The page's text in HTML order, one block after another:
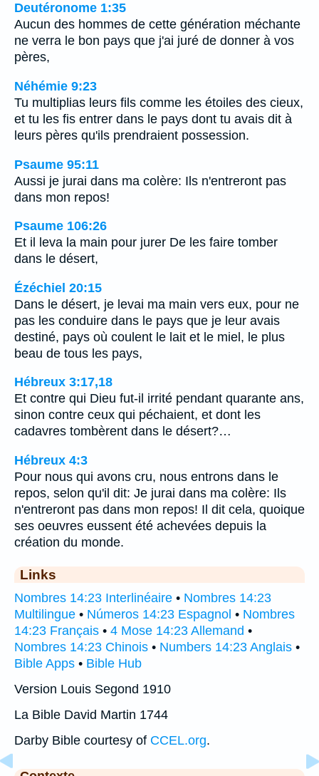
Deutéronome 1:35
Aucun des hommes de cette génération méchante
ne verra le bon pays que j'ai juré de donner à vos
pères,
Néhémie 9:23
Tu multiplias leurs fils comme les étoiles des cieux,
et tu les fis entrer dans le pays dont tu avais dit à
leurs pères qu'ils prendraient possession.
Psaume 95:11
Aussi je jurai dans ma colère: Ils n'entreront pas
dans mon repos!
Psaume 106:26
Et il leva la main pour jurer De les faire tomber
dans le désert,
Ézéchiel 20:15
Dans le désert, je levai ma main vers eux, pour ne
pas les conduire dans le pays que je leur avais
destiné, pays où coulent le lait et le miel, le plus
beau de tous les pays,
Hébreux 3:17,18
Et contre qui Dieu fut-il irrité pendant quarante ans,
sinon contre ceux qui péchaient, et dont les
cadavres tombèrent dans le désert?…
Hébreux 4:3
Pour nous qui avons cru, nous entrons dans le
repos, selon qu'il dit: Je jurai dans ma colère: Ils
n'entreront pas dans mon repos! Il dit cela, quoique
ses oeuvres eussent été achevées depuis la
création du monde.
Links
Nombres 14:23 Interlinéaire • Nombres 14:23
Multilingue • Números 14:23 Espagnol • Nombres
14:23 Français • 4 Mose 14:23 Allemand •
Nombres 14:23 Chinois • Numbers 14:23 Anglais •
Bible Apps • Bible Hub
Version Louis Segond 1910
La Bible David Martin 1744
Darby Bible courtesy of CCEL.org.